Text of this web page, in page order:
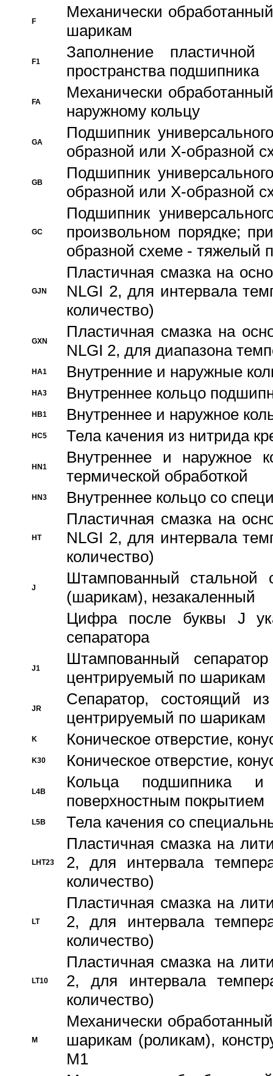
F
Механически
шарикам
F1
Заполнение
пространства подшипника
FA
Механически
наружному кольцу
GA
Подшипник
образной или Х-образной
GB
Подшипник
образной или Х-образной
GC
Подшипник
произвольном порядке;
образной схеме - тяжелый
GJN
Пластичная смазка на
NLGI 2, для интервала
количество)
GXN
Пластичная смазка на
NLGI 2, для диапазона
HA1 Внутренние и наружные
HA3 Bнутреннее кольцо
HB1 Bнутреннее и наружное
HC5 Тела качения из нитрида
HN1
Bнутреннее и наружное
термической обработкой
HN3 Внутреннее кольцо со
HT
Пластичная смазка на
NLGI 2, для интервала
количество)
J
Штампованный стальной
(шарикам), незакаленный
Цифра после буквы J
сепаратора
J1
Штампованный
центрируемый по шарикам
JR
Сепаратор, состоящий
центрируемый по шарикам
K Коническое отверстие,
K30 Коническое отверстие,
L4B
Кольца подшипника
поверхностным покрытием
L5B Тела качения со
LHT23
Пластичная смазка на
2, для интервала
количество)
LT
Пластичная смазка на
2, для интервала
количество)
LT10
Пластичная смазка на
2, для интервала
количество)
M
Механически
шарикам (роликам),
M1